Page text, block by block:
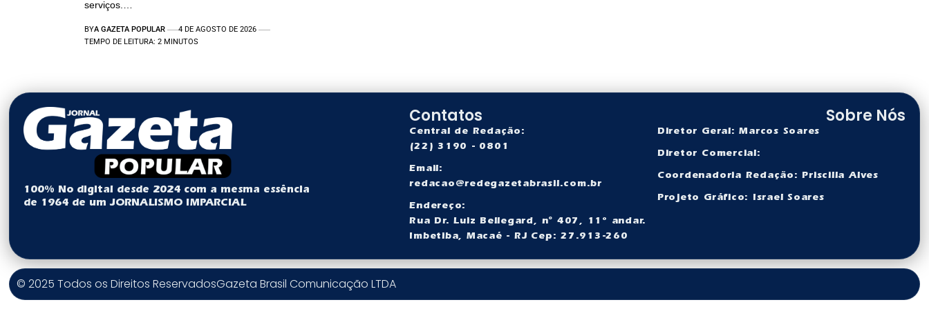
serviços.…
BYA GAZETA POPULAR
4 DE AGOSTO DE 2026
TEMPO DE LEITURA: 2 MINUTOS
100% No digital desde 2024 com a mesma essência
de 1964 de um JORNALISMO IMPARCIAL
Contatos
Central de Redação:
(22) 3190 - 0801
Email:
redacao@redegazetabrasil.com.br
Endereço:
Rua Dr. Luiz Bellegard, nº 407, 11° andar.
Imbetiba, Macaé - RJ Cep: 27.913-260
Sobre Nós
Diretor Geral: Marcos Soares
Diretor Comercial:
Coordenadoria Redação: Priscilla Alves
Projeto Gráfico: Israel Soares
© 2025 Todos os Direitos ReservadosGazeta Brasil Comunicação LTDA